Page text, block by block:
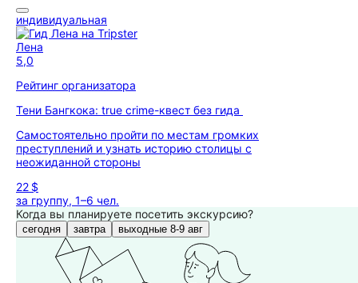
индивидуальная
Лена
5,0
Рейтинг организатора
Тени Бангкока: true crime-квест без гида
Самостоятельно пройти по местам громких
преступлений и узнать историю столицы с
неожиданной стороны
22 $
за группу, 1–6 чел.
Когда вы планируете посетить экскурсию?
сегодня завтра выходные 8-9 авг